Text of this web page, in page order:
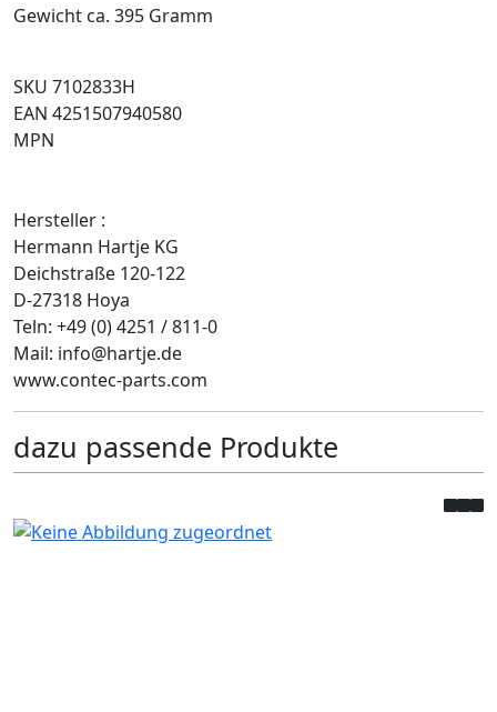
Gewicht ca. 395 Gramm
SKU 7102833H
EAN 4251507940580
MPN
Hersteller :
Hermann Hartje KG
Deichstraße 120-122
D-27318 Hoya
Teln: +49 (0) 4251 / 811-0
Mail: info@hartje.de
www.contec-parts.com
dazu passende Produkte